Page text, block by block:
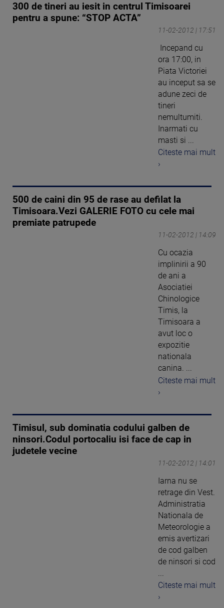
300 de tineri au iesit in centrul Timisoarei
pentru a spune: “STOP ACTA”
11-02-2012 | 17:51
Incepand cu
ora 17:00, in
Piata Victoriei
au inceput sa se
adune zeci de
tineri
nemultumiti.
Inarmati cu
masti si ...
Citeste mai mult
›
500 de caini din 95 de rase au defilat la
Timisoara.Vezi GALERIE FOTO cu cele mai
premiate patrupede
11-02-2012 | 14:09
Cu ocazia
implinirii a 90
de ani a
Asociatiei
Chinologice
Timis, la
Timisoara a
avut loc o
expozitie
nationala
canina. ...
Citeste mai mult
›
Timisul, sub dominatia codului galben de
ninsori.Codul portocaliu isi face de cap in
judetele vecine
11-02-2012 | 14:01
Iarna nu se
retrage din Vest.
Administratia
Nationala de
Meteorologie a
emis avertizari
de cod galben
de ninsori si cod
Citeste mai mult
›